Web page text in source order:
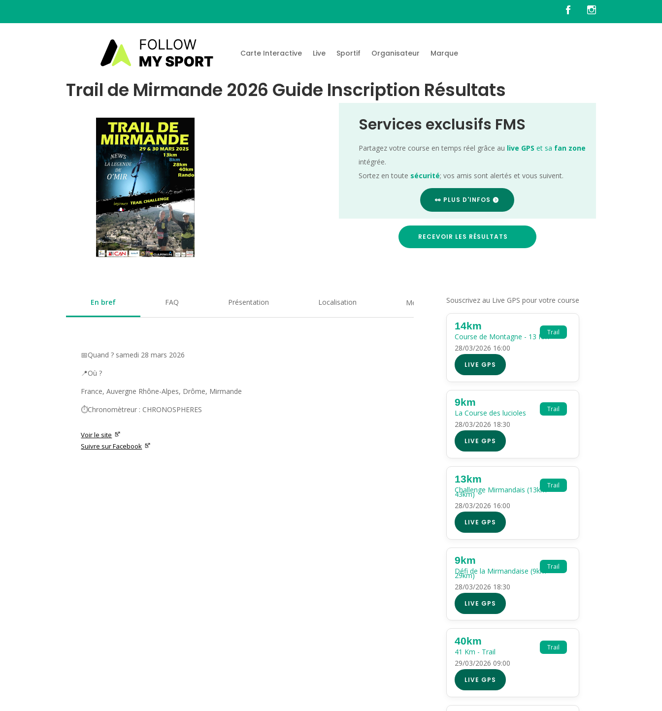
Carte Interactive Live Sportif Organisateur Marque
Trail de Mirmande 2026 Guide Inscription Résultats
Services exclusifs FMS
Partagez votre course en temps réel grâce au live GPS et sa fan zone
intégrée.
Sortez en toute sécurité; vos amis sont alertés et vous suivent.
👀 PLUS D'INFOS
RECEVOIR LES RÉSULTATS
En bref FAQ Présentation Localisation Medias
📅Quand ? samedi 28 mars 2026
📍Où ?
France, Auvergne Rhône-Alpes, Drôme, Mirmande
⏱️Chronomètreur : CHRONOSPHERES
Voir le site
Suivre sur Facebook
Souscrivez au Live GPS pour votre course
Trail
14km
Course de Montagne - 13 Km
28/03/2026 16:00
LIVE GPS
Trail
9km
La Course des lucioles
28/03/2026 18:30
LIVE GPS
Trail
13km
Challenge Mirmandais (13km +
43km)
28/03/2026 16:00
LIVE GPS
Trail
9km
Défi de la Mirmandaise (9km +
29km)
28/03/2026 18:30
LIVE GPS
Trail
40km
41 Km - Trail
29/03/2026 09:00
LIVE GPS